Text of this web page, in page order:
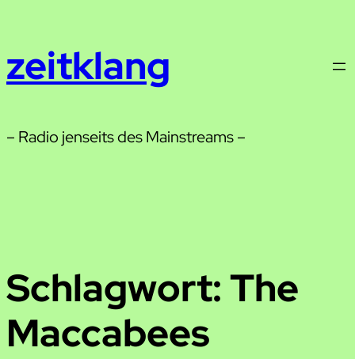
springen
zeitklang
– Radio jenseits des Mainstreams –
Schlagwort:The
Maccabees